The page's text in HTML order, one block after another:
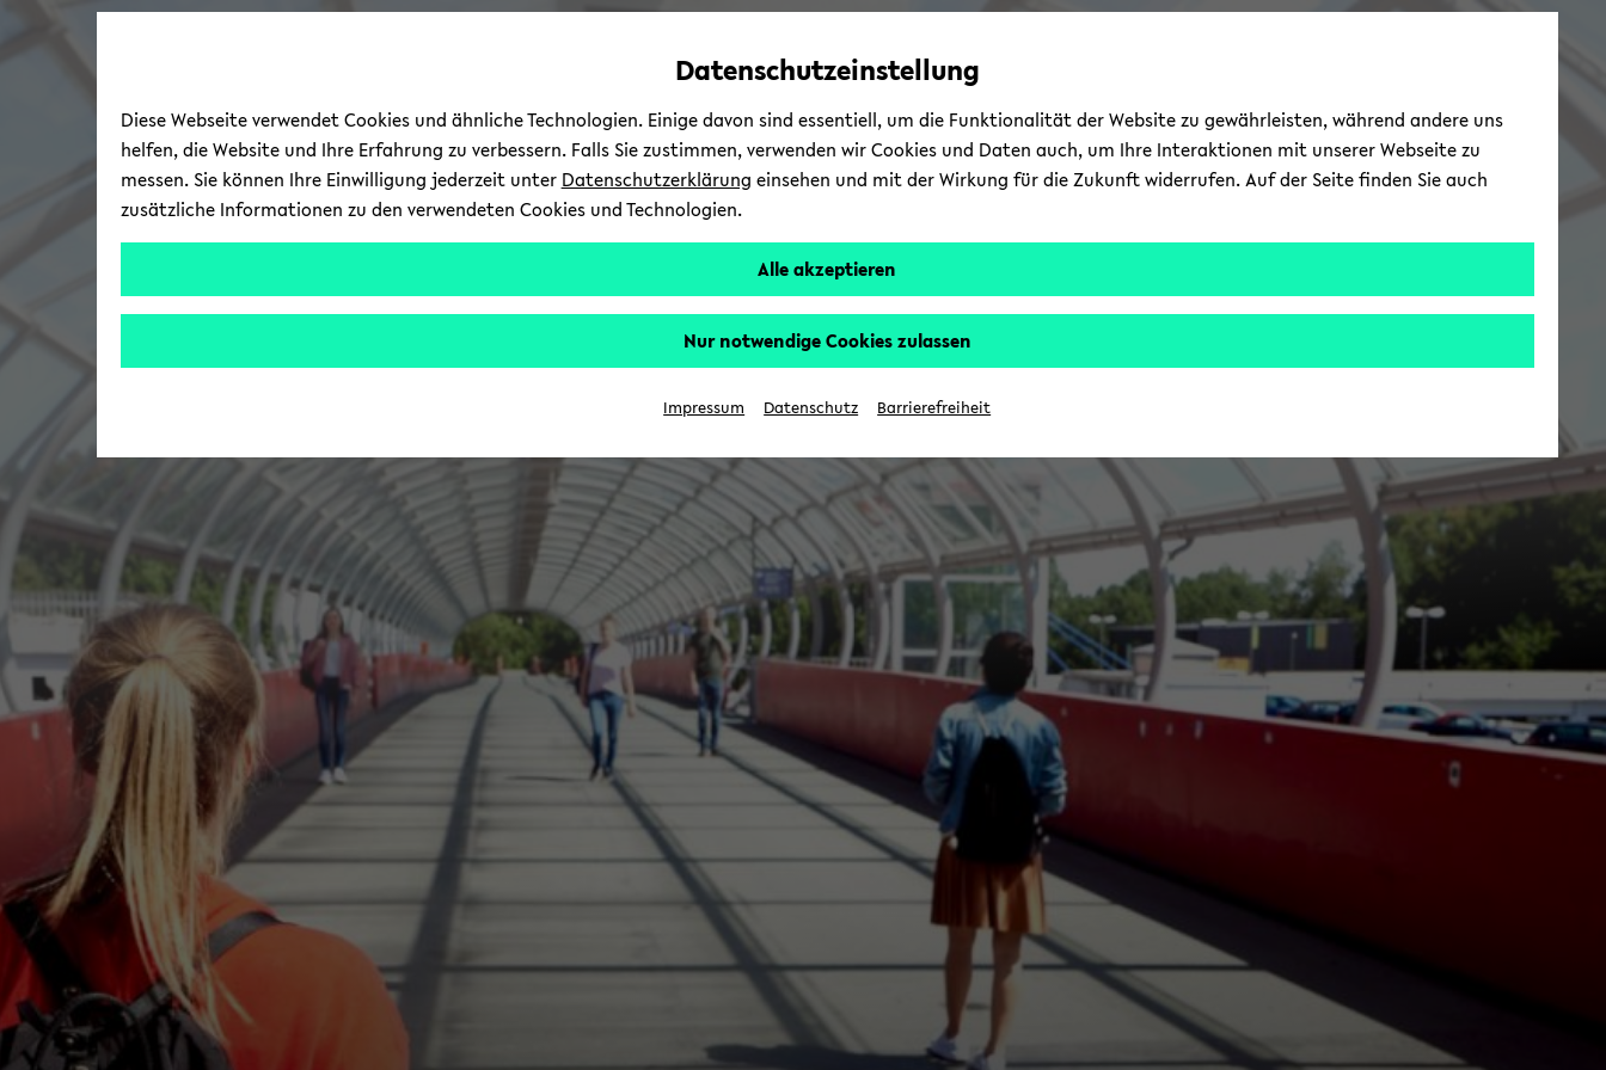
Automatische
vermeiden
zum
wechseln
zum
wechseln
zum
wechseln
Datenschutzeinstellung
Diese Webseite verwendet Cookies und ähnliche Technologien. Einige davon sind essentiell, um die Funktionalität der Website zu gewährleisten, während andere uns
helfen, die Website und Ihre Erfahrung zu verbessern. Falls Sie zustimmen, verwenden wir Cookies und Daten auch, um Ihre Interaktionen mit unserer Webseite zu
messen. Sie können Ihre Einwilligung jederzeit unter Datenschutzerklärung einsehen und mit der Wirkung für die Zukunft widerrufen. Auf der Seite finden Sie auch
zusätzliche Informationen zu den verwendeten Cookies und Technologien.
Alle akzeptieren
Nur notwendige Cookies zulassen
Impressum Datenschutz Barrierefreiheit